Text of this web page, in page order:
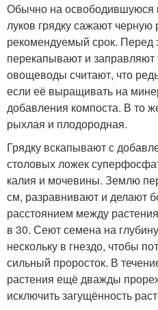
Обычно на освободившуюся
луков грядку сажают черную
рекомендуемый срок. Перед
перекапывают и
овощеводы считают, что
если её выращивать на
добавления компоста. В то
рыхлая и плодородная.
Грядку вскапывают с
столовых ложек
калия и мочевины. Землю
см, разравнивают и делают
расстоянием между
в 30. Сеют семена на
нескольку в гнездо, чтобы
сильный проросток. В
растения ещё дважды
исключить загущённость